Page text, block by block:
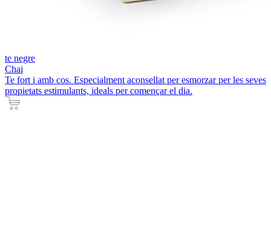
te negre
Chai
Te fort i amb cos. Especialment aconsellat per esmorzar per les seves
propietats estimulants, ideals per començar el dia.